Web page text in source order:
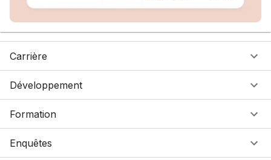
Carrière
Développement
Formation
Enquêtes